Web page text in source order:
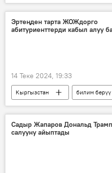
Эртеңден тарта ЖОЖдорго
абитуриенттерди кабыл алуу
14 Теке 2024, 19:33
Кыргызстан
билим берүү
абитуриент
ЖОЖ
Садыр Жапаров Дональд
салууну айыптады